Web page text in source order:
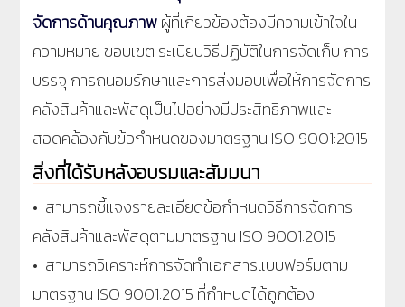
จัดการด้านคุณภาพผู้ที่เกี่ยวข้องต้องมีความเข้าใจใน
ความหมาย ขอบเขต ระเบียบวิธีปฏิบัติในการจัดเก็บ การ
บรรจุ การถนอมรักษาและการส่งมอบเพื่อให้การจัดการ
คลังสินค้าและพัสดุเป็นไปอย่างมีประสิทธิภาพและ
สอดคล้องกับข้อกำหนดของมาตรฐาน ISO 9001:2015
สิ่งที่ได้รับหลังอบรมและสัมมนา
• สามารถชี้แจงรายละเอียดข้อกำหนดวิธีการจัดการ
คลังสินค้าและพัสดุตามมาตรฐาน ISO 9001:2015
• สามารถวิเคราะห์การจัดทำเอกสารแบบฟอร์มตาม
มาตรฐาน ISO 9001:2015 ที่กำหนดได้ถูกต้อง